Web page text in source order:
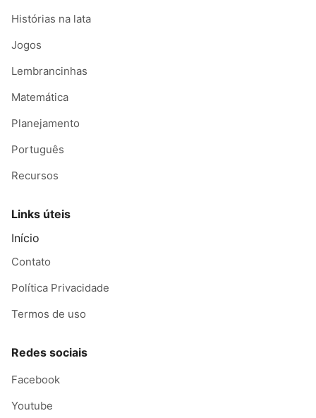
Histórias na lata
Jogos
Lembrancinhas
Matemática
Planejamento
Português
Recursos
Links úteis
Início
Contato
Política Privacidade
Termos de uso
Redes sociais
Facebook
Youtube